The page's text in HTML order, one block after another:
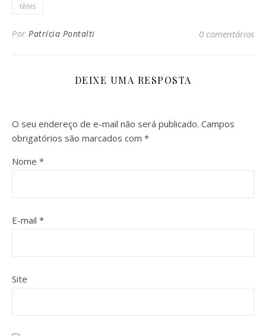
tênis
Por Patrícia Pontalti 0 comentários
DEIXE UMA RESPOSTA
O seu endereço de e-mail não será publicado. Campos
obrigatórios são marcados com *
Nome *
E-mail *
Site